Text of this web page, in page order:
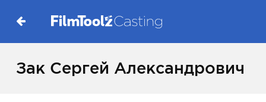
Зак Сергей Александрович